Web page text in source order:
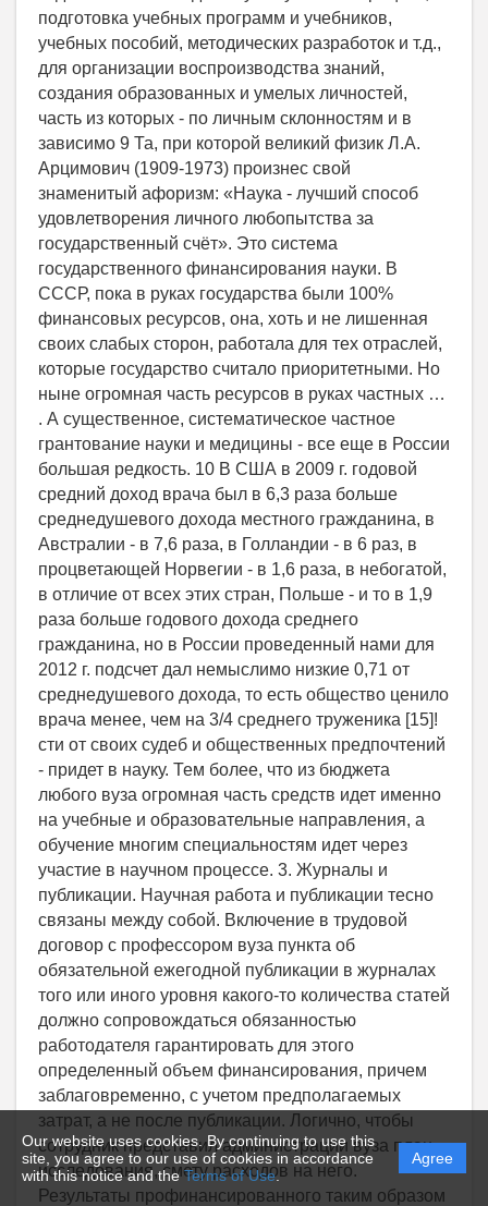
Our website uses cookies. By continuing to use this
site, you agree to our use of cookies in accordance
with this notice and theTerms of Use.
Agree